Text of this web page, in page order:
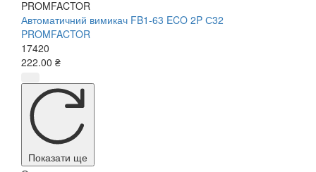
Автоматичний вимикач FB1-63 ECO 2P С32
PROMFACTOR
17420
222.00 ₴
Показати ще